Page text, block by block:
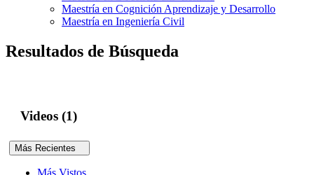
Maestría en Cognición Aprendizaje y Desarrollo
Maestría en Ingeniería Civil
Resultados de Búsqueda
Videos (1)
Más Recientes